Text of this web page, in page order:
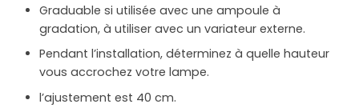
Graduable si utilisée avec une ampoule à
gradation, à utiliser avec un variateur externe.
Pendant l’installation, déterminez à quelle hauteur
vous accrochez votre lampe.
l’ajustement est 40 cm.